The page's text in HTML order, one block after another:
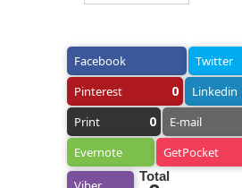
Facebook
Twitter
Pinterest
0 Linkedin
Print 0 E-mail
Evernote GetPocket
Viber
Total